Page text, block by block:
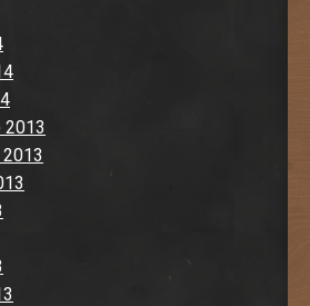
2013